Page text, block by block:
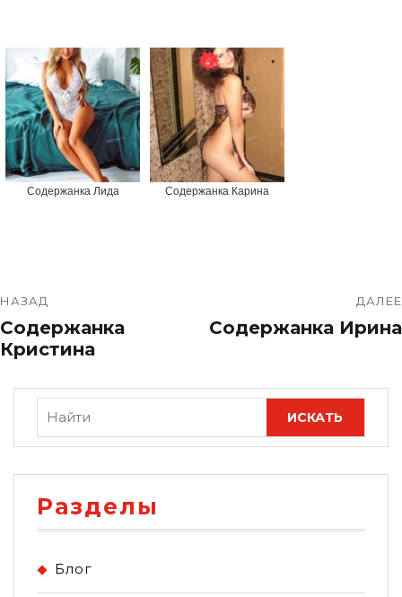
Содержанка Лида Содержанка Карина
НАЗАД
Содержанка
Кристина
ДАЛЕЕ
Содержанка Ирина
Разделы
Блог